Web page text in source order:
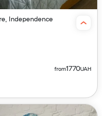
Independence
from1770UAH